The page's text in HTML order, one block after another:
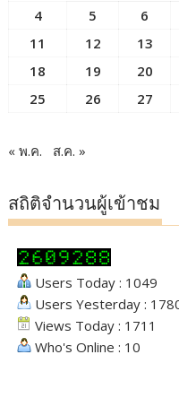
4
5 6
11
12 13
18
19 20
25
26 27
« พ.ค. ส.ค. »
สถิติจำนวนผู้เข้าชม
Users Today : 1049
Users Yesterday :
Views Today : 1711
Who's Online : 10